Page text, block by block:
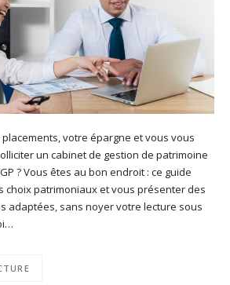
votre épargne et vous vous
un cabinet de gestion de patrimoine
? Vous êtes au bon endroit : ce guide
choix patrimoniaux et vous présenter des
adaptées, sans noyer votre lecture sous